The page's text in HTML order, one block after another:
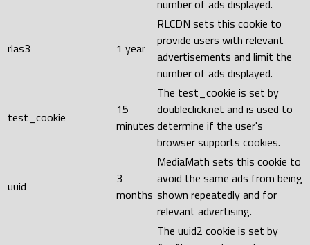
number of ads displayed.
rlas3 1 year
RLCDN sets this cookie to
provide users with relevant
advertisements and limit the
number of ads displayed.
test_cookie
15
minutes
The test_cookie is set by
doubleclick.net and is used to
determine if the user's
browser supports cookies.
uuid
3
months
MediaMath sets this cookie to
avoid the same ads from being
shown repeatedly and for
relevant advertising.
The uuid2 cookie is set by